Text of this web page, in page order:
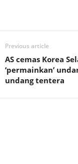
Previous article
AS cemas Korea
‘permainkan’
undang tentera